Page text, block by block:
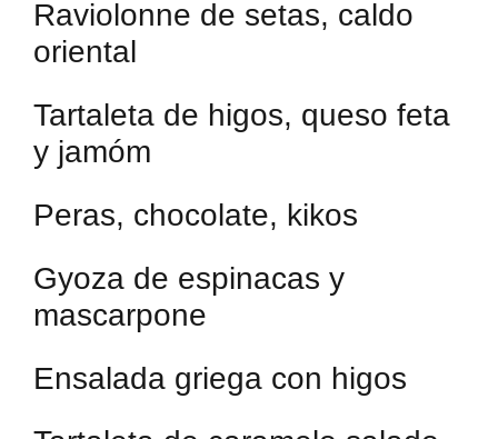
Raviolonne de setas, caldo
oriental
Tartaleta de higos, queso feta
y jamóm
Peras, chocolate, kikos
Gyoza de espinacas y
mascarpone
Ensalada griega con higos